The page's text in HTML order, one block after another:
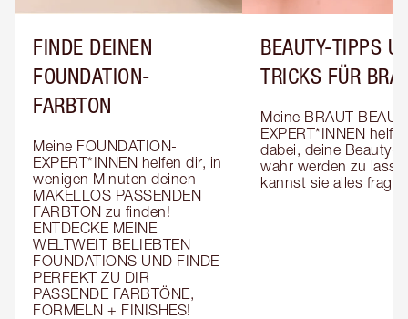
FINDE DEINEN
FOUNDATION-
FARBTON
Meine FOUNDATION-
EXPERT*INNEN helfen dir, in
wenigen Minuten deinen
MAKELLOS PASSENDEN
FARBTON zu finden!
ENTDECKE MEINE
WELTWEIT BELIEBTEN
FOUNDATIONS UND FINDE
PERFEKT ZU DIR
PASSENDE FARBTÖNE,
FORMELN + FINISHES!
BEAUTY-TIPPS
TRICKS FÜR
Meine BRAUT-
EXPERT*INNEN
dabei, deine Beauty-
wahr werden zu
kannst sie alles